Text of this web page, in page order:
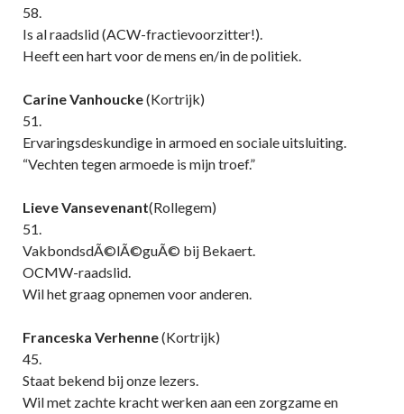
58.
Is al raadslid (ACW-fractievoorzitter!).
Heeft een hart voor de mens en/in de politiek.
Carine Vanhoucke(Kortrijk)
51.
Ervaringsdeskundige in armoed en sociale uitsluiting.
“Vechten tegen armoede is mijn troef.”
Lieve Vansevenant(Rollegem)
51.
VakbondsdÃ©lÃ©guÃ© bij Bekaert.
OCMW-raadslid.
Wil het graag opnemen voor anderen.
Franceska Verhenne(Kortrijk)
45.
Staat bekend bij onze lezers.
Wil met zachte kracht werken aan een zorgzame en